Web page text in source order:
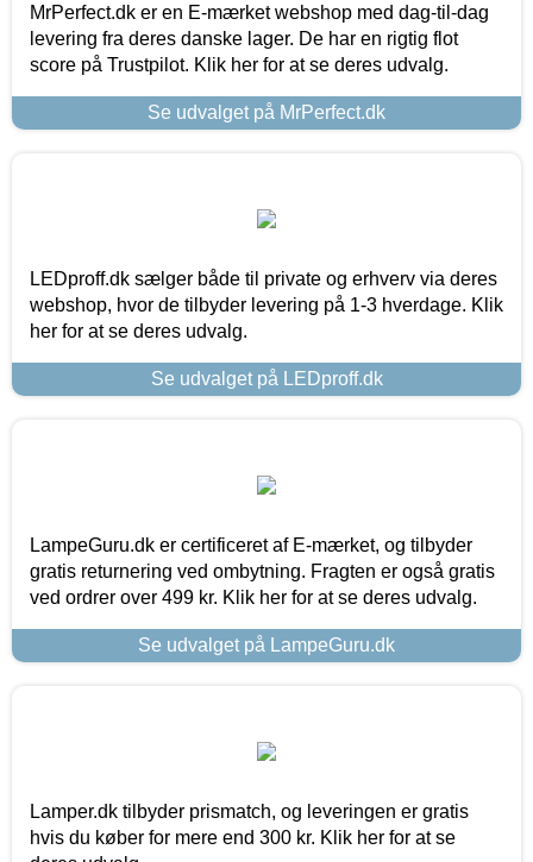
MrPerfect.dk er en E-mærket webshop med dag-til-dag
levering fra deres danske lager. De har en rigtig flot
score på Trustpilot. Klik her for at se deres udvalg.
Se udvalget på MrPerfect.dk
LEDproff.dk sælger både til private og erhverv via deres
webshop, hvor de tilbyder levering på 1-3 hverdage. Klik
her for at se deres udvalg.
Se udvalget på LEDproff.dk
LampeGuru.dk er certificeret af E-mærket, og tilbyder
gratis returnering ved ombytning. Fragten er også gratis
ved ordrer over 499 kr. Klik her for at se deres udvalg.
Se udvalget på LampeGuru.dk
Lamper.dk tilbyder prismatch, og leveringen er gratis
hvis du køber for mere end 300 kr. Klik her for at se